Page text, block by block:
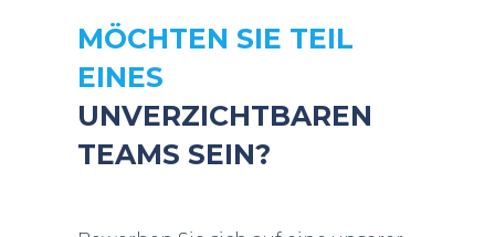
MÖCHTEN SIE TEIL
EINES
UNVERZICHTBAREN
TEAMS SEIN?